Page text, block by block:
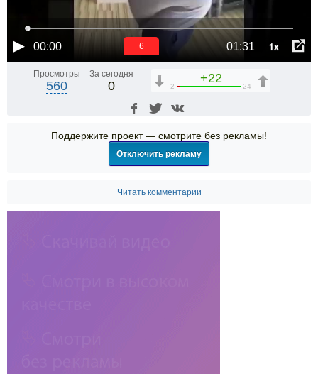
00:00 01:31 1x
6
Просмотры
560
За сегодня
0
+22
2 24
Поддержите проект — смотрите без рекламы!
Отключить рекламу
Читать комментарии